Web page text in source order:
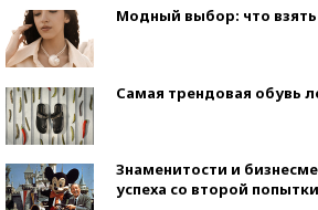
Модный выбор: что взять
Самая трендовая обувь
Знаменитости и
успеха со второй попытки